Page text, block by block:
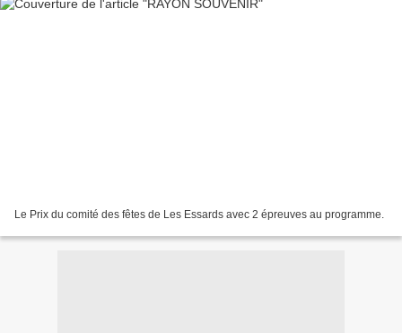
Le Prix du comité des fêtes de Les Essards avec 2 épreuves au programme.